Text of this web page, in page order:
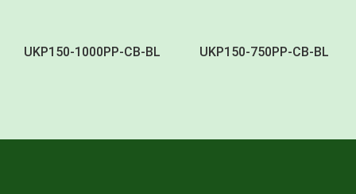
UKP150-1000PP-CB-BL UKP150-750PP-CB-BL